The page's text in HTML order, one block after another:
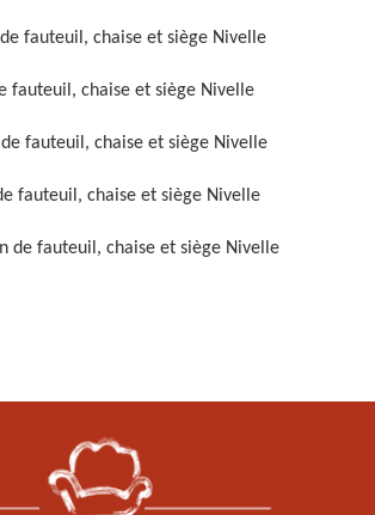
fauteuil,
59
Nettoyage de fauteuil,
chaise et siège 59
fauteuil,
59
fauteuil, chaise et siège Nivelle
fauteuil, chaise et siège Nivelle
fauteuil, chaise et siège Nivelle
fauteuil, chaise et siège Nivelle
de fauteuil, chaise et siège Nivelle